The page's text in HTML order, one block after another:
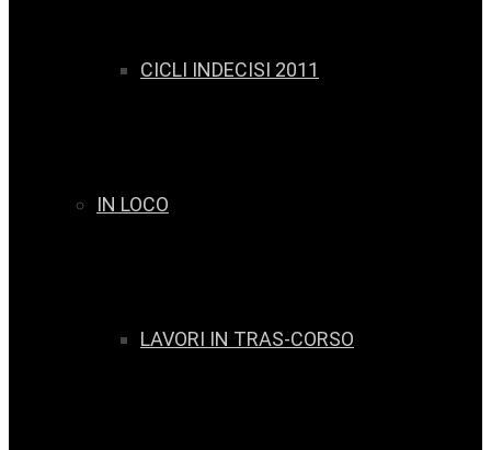
CICLI INDECISI 2011
IN LOCO
LAVORI IN TRAS-CORSO